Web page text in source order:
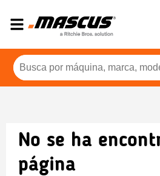
No se ha
página